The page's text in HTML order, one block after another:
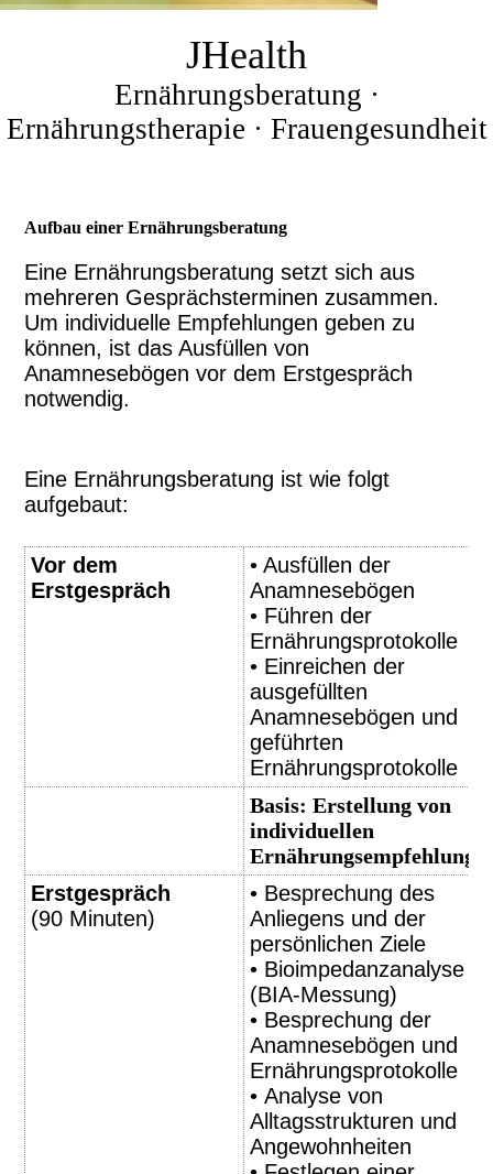
JHealth
Ernährungsberatung ·
Ernährungstherapie · Frauengesundheit
Aufbau einer Ernährungsberatung
Eine Ernährungsberatung setzt sich aus
mehreren Gesprächsterminen zusammen.
Um individuelle Empfehlungen geben zu
können, ist das Ausfüllen von
Anamnesebögen vor dem Erstgespräch
notwendig.
Eine Ernährungsberatung ist wie folgt
aufgebaut:
Vor dem
Erstgespräch
• Ausfüllen der
Anamnesebögen
• Führen der
Ernährungsprotokolle
• Einreichen der
ausgefüllten
Anamnesebögen und
geführten
Ernährungsprotokolle
Basis: Erstellung von
individuellen
Erstgespräch
(90 Minuten)
• Besprechung des
Anliegens und der
persönlichen Ziele
• Bioimpedanzanalyse
(BIA-Messung)
• Besprechung der
Anamnesebögen und
Ernährungsprotokolle
•Analyse von
Alltagsstrukturen und
Angewohnheiten